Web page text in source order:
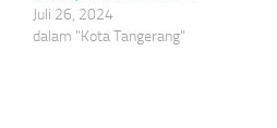
Juli 26, 2024
dalam "Kota Tangerang"